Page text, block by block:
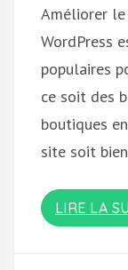
Améliorer le
WordPress
populaires
ce soit des
boutiques
site soit
LIRE LA